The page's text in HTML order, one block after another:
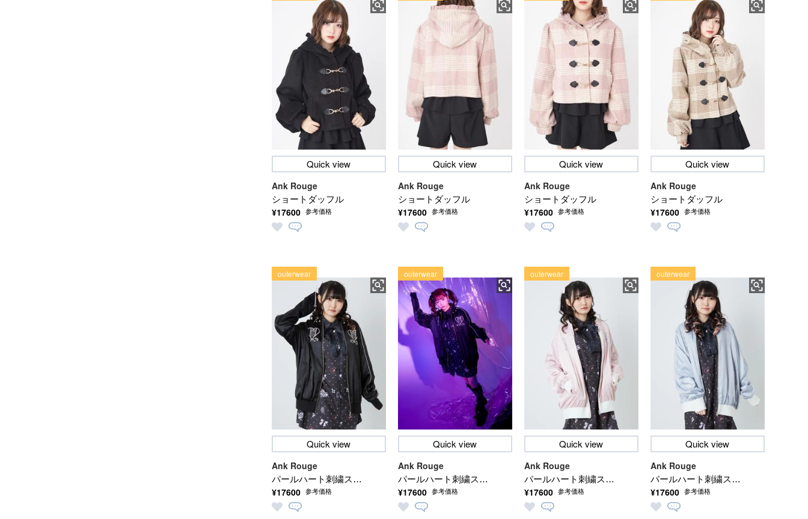
Quick view
ショートダッフル
Ank Rouge
¥17600 参考価格
Quick view
ショートダッフル
Ank Rouge
¥17600 参考価格
Quick view
ショートダッフル
Ank Rouge
¥17600 参考価格
Quick view
ショートダッフル
Ank Rouge
¥17600 参考価格
Quick view
パールハート刺繍スカ
ジャン
Ank Rouge
¥17600 参考価格
outerwear
Quick view
パールハート刺繍スカ
ジャン
Ank Rouge
¥17600 参考価格
outerwear
Quick view
パールハート刺繍スカ
ジャン
Ank Rouge
¥17600 参考価格
outerwear
Quick view
パールハート刺繍スカ
ジャン
Ank Rouge
¥17600 参考価格
outerwear